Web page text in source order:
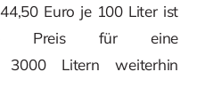
Euro je 100 Liter ist
Preis für eine
3000 Litern weiterhin